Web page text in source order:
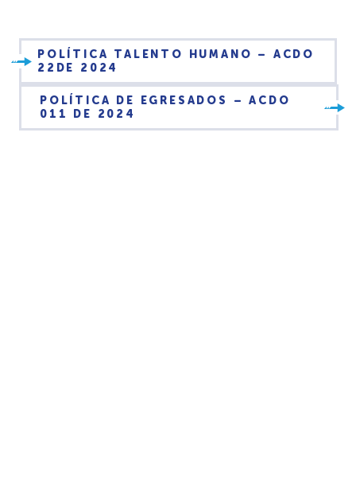
POLÍTICA TALENTO HUMANO – ACDO
22DE 2024
POLÍTICA DE EGRESADOS – ACDO
011 DE 2024